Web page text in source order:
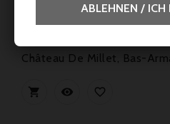
Preis
Château De Millet, Bas-
  
ABLEHNEN / ICH